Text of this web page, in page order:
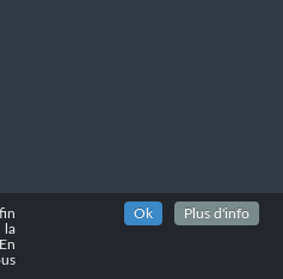
Ok Plus d'info